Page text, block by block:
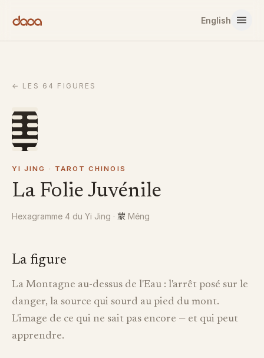
English
← LES 64 FIGURES
YI JING · TAROT CHINOIS
La Folie Juvénile
Hexagramme 4 du Yi Jing · 蒙 Méng
La figure
La Montagne au-dessus de l'Eau : l'arrêt posé sur le
danger, la source qui sourd au pied du mont.
L'image de ce qui ne sait pas encore — et qui peut
apprendre.